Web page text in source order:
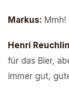
Markus: Mmh!
Henri Reuchlin
für das Bier,
immer gut,